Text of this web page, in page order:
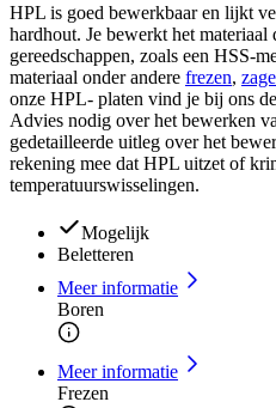
HPL is goed bewerkbaar en lijkt
hardhout. Je bewerkt het materiaal
gereedschappen, zoals een HSS-
materiaal onder andere frezen,
onze HPL- platen vind je bij ons
Advies nodig over het bewerken
gedetailleerde uitleg over het
rekening mee dat HPL uitzet of
temperatuurswisselingen.
Mogelijk
Beletteren
Meer informatie
Boren
Meer informatie
Frezen